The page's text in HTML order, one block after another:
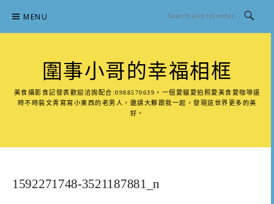
content
MENU
圍事小哥的幸福相框
美食攝影食記發表歡迎洽詢配合:0988570639。一個愛貓愛拍照愛美食愛咖啡還
時不時裝文青寫寫小東西的老男人，邀請大夥跟我一起，發現這世界更多的美
好。
1592271748-3521187881_n